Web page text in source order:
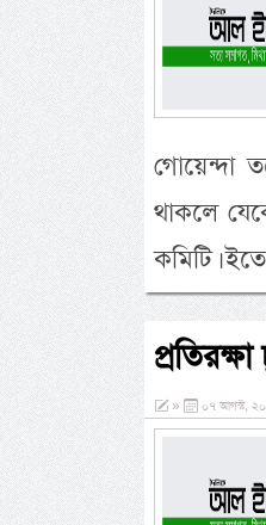
গোয়েন্দা
থাকলে
কমিটি।
» ০৭ আগস্ট,